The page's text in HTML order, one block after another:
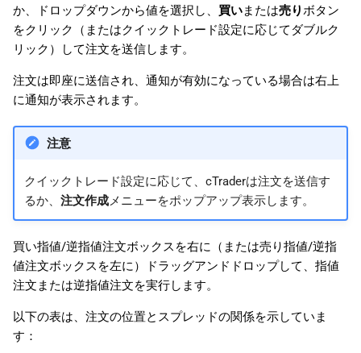
か、ドロップダウンから値を選択し、 買いまたは売りボタン
をクリック（またはクイックトレード設定に応じてダブルク
リック）して注文を送信します。
注文は即座に送信され、通知が有効になっている場合は右上
に通知が表示されます。
注意
クイックトレード設定に応じて、cTraderは注文を送信す
るか、 注文作成メニューをポップアップ表示します。
買い指値/逆指値注文ボックスを右に（または売り指値/逆指
値注文ボックスを左に）ドラッグアンドドロップして、指値
注文または逆指値注文を実行します。
以下の表は、注文の位置とスプレッドの関係を示していま
す：